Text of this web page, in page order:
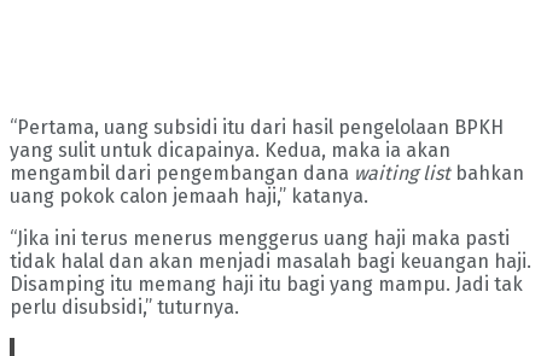
“Pertama, uang subsidi itu dari hasil pengelolaan BPKH
yang sulit untuk dicapainya. Kedua, maka ia akan
mengambil dari pengembangan dana waiting listbahkan
uang pokok calon jemaah haji,” katanya.
“Jika ini terus menerus menggerus uang haji maka pasti
tidak halal dan akan menjadi masalah bagi keuangan haji.
Disamping itu memang haji itu bagi yang mampu. Jadi tak
perlu disubsidi,” tuturnya.